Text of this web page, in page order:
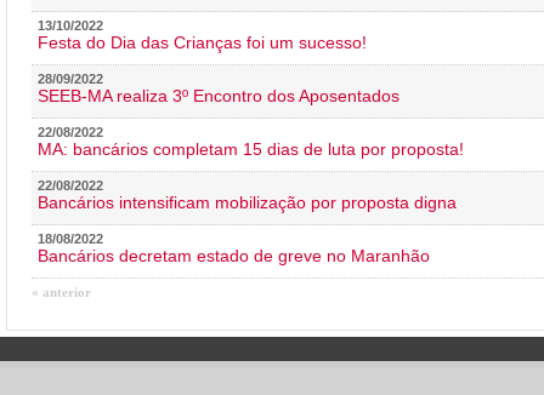
13/10/2022
Festa do Dia das Crianças foi um sucesso!
28/09/2022
SEEB-MA realiza 3º Encontro dos Aposentados
22/08/2022
MA: bancários completam 15 dias de luta por proposta!
22/08/2022
Bancários intensificam mobilização por proposta digna
18/08/2022
Bancários decretam estado de greve no Maranhão
« anterior